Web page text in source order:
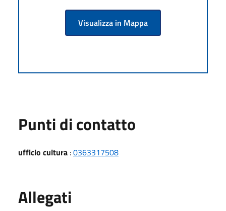
Visualizza in Mappa
Punti di contatto
ufficio cultura :0363317508
Allegati